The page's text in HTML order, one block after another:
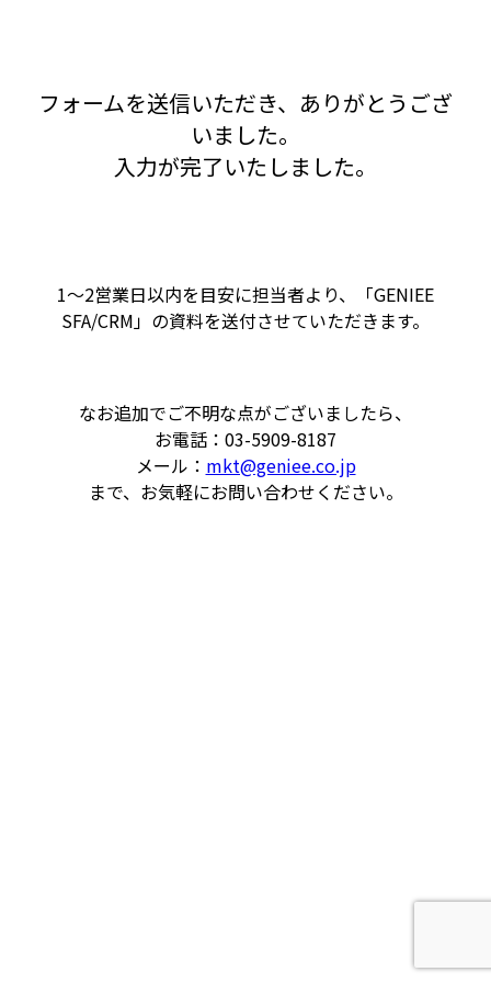
フォームを送信いただき、ありがとうござ
いました。
入力が完了いたしました。
1～2営業日以内を目安に担当者より、「GENIEE
SFA/CRM」の資料を送付させていただきます。
なお追加でご不明な点がございましたら、
お電話：03-5909-8187
メール： mkt@geniee.co.jp
まで、お気軽にお問い合わせください。